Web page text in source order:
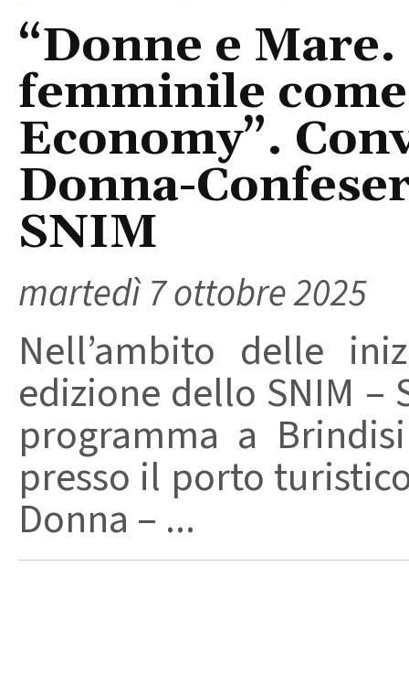
“Donne e
femminile
Economy”.
Donna-
SNIM
martedì 7 ottobre 2025
Nell’ambito delle
edizione dello SNIM
programma a
presso il porto
Donna – ...